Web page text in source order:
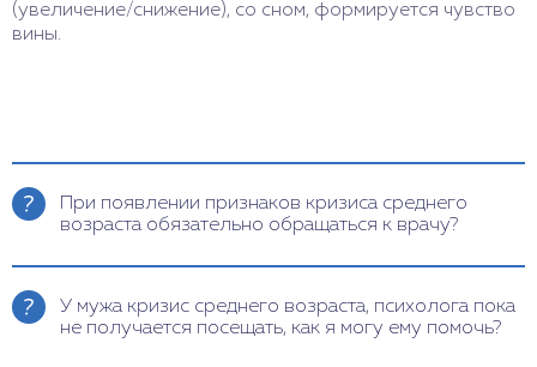
(увеличение/снижение), со сном, формируется чувство
вины.
При появлении признаков кризиса среднего
возраста обязательно обращаться к врачу?
Если симптомы проявляются остро, обратитесь к
который возникает в определенный период жизни
у мужчин и женщин. При благоприятном течении
У мужа кризис среднего возраста, психолога пока
не получается посещать, как я могу ему помочь?